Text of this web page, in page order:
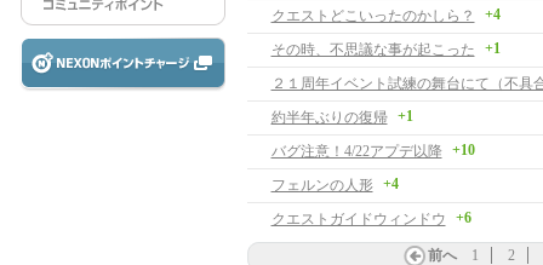
クエストどこいったのかしら？ +4
その時、不思議な事が起こった +1
２１周年イベント試練の舞台にて（不具
約半年ぶりの復帰
+1
バグ注意！4/22アプデ以降 +10
フェルンの人形 +4
クエストガイドウィンドウ +6
前へ 1 2